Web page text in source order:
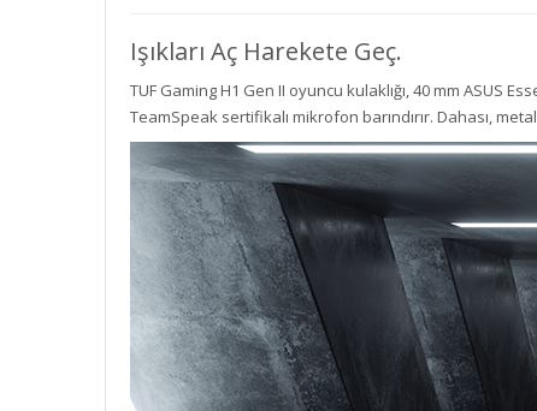
Işıkları Aç Harekete Geç.
TUF Gaming H1 Gen II oyuncu kulaklığı, 40 mm
TeamSpeak sertifikalı mikrofon barındırır. Dahası,